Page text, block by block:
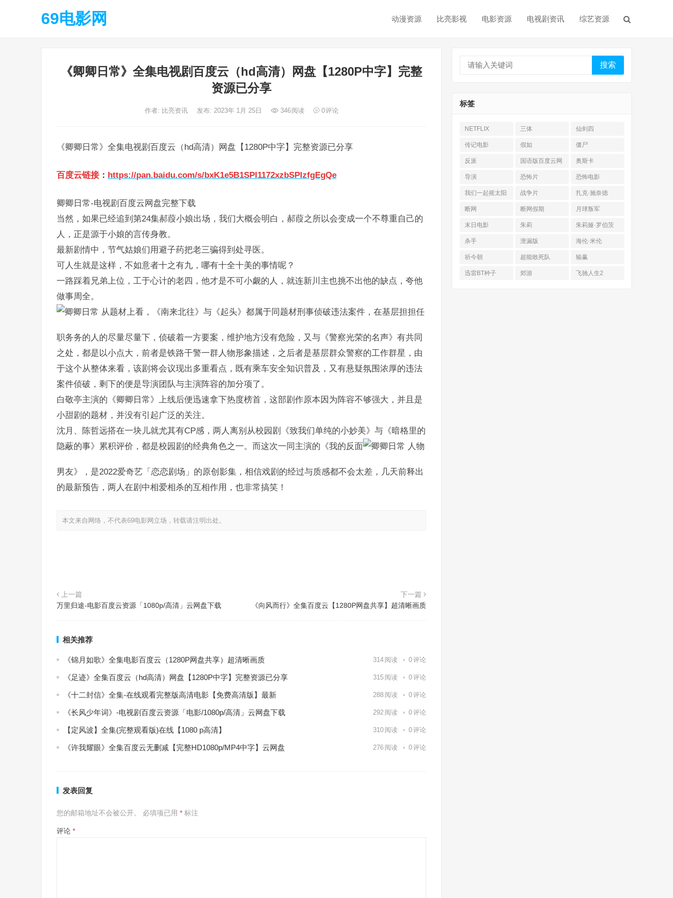
69电影网 动漫资源 比亮影视 电影资源 电视剧资讯 综艺资源
《卿卿日常》全集电视剧百度云（hd高清）网盘【1280P中字】完整
资源已分享
作者: 比亮资讯 发布: 2023年 1月 25日 346阅读 0评论
《卿卿日常》全集电视剧百度云（hd高清）网盘【1280P中字】完整资源已分享
百度云链接 ： https://pan.baidu.com/s/bxK1e5B1SPI1172xzbSPIzfgEgQe
卿卿日常-电视剧百度云网盘完整下载
当然，如果已经追到第24集郝葭小娘出场，我们大概会明白，郝葭之所以会变成一个不尊重自己的
人，正是源于小娘的言传身教。
最新剧情中，节气姑娘们用避子药把老三骗得到处寻医。
可人生就是这样，不如意者十之有九，哪有十全十美的事情呢？
一路踩着兄弟上位，工于心计的老四，他才是不可小觑的人，就连新川主也挑不出他的缺点，夸他
做事周全。
从题材上看，《南来北往》与《起头》都属于同题材刑事侦破违法案件，在基层担担任
职务务的人的尽量尽量下，侦破着一方要案，维护地方没有危险，又与《警察光荣的名声》有共同
之处，都是以小点大，前者是铁路干警一群人物形象描述，之后者是基层群众警察的工作群星，由
于这个从整体来看，该剧将会议现出多重看点，既有乘车安全知识普及，又有悬疑氛围浓厚的违法
案件侦破，剩下的便是导演团队与主演阵容的加分项了。
白敬亭主演的《卿卿日常》上线后便迅速拿下热度榜首，这部剧作原本因为阵容不够强大，并且是
小甜剧的题材，并没有引起广泛的关注。
沈月、陈哲远搭在一块儿就尤其有CP感，两人离别从校园剧《致我们单纯的小妙美》与《暗格里的
隐蔽的事》累积评价，都是校园剧的经典角色之一。而这次一同主演的《我的反面
人物
男友》，是2022爱奇艺「恋恋剧场」的原创影集，相信戏剧的经过与质感都不会太差，几天前释出
的最新预告，两人在剧中相爱相杀的互相作用，也非常搞笑！
本文来自网络，不代表69电影网立场，转载请注明出处。
上一篇
万里归途-电影百度云资源「1080p/高清」云网盘下载
下一篇
《向风而行》全集百度云【1280P网盘共享】超清晰画质
相关推荐
《锦月如歌》全集电影百度云（1280P网盘共享）超清晰画质 314 阅读 0评论
《足迹》全集百度云（hd高清）网盘【1280P中字】完整资源已分享 315 阅读 0评论
《十二封信》全集-在线观看完整版高清电影【免费高清版】最新 288 阅读 0评论
《长风少年词》-电视剧百度云资源「电影/1080p/高清」云网盘下载 292 阅读 0评论
【定风波】全集(完整观看版)在线【1080 p高清】 310 阅读 0评论
《许我耀眼》全集百度云无删减【完整HD1080p/MP4中字】云网盘 276 阅读 0评论
发表回复
您的邮箱地址不会被公开。 必填项已用 * 标注
评论 *
搜索
标签
NETFLIX 三体 仙剑四
传记电影 假如 僵尸
反派
国语版百度云网
盘
奥斯卡
导演 恐怖片 恐怖电影
我们一起摇太阳 战争片 扎克·施奈德
断网 断网假期 月球叛军
末日电影 朱莉 朱莉娅·罗伯茨
杀手 泄漏版 海伦·米伦
祈今朝 超能敢死队 输赢
迅雷BT种子 郊游 飞驰人生2